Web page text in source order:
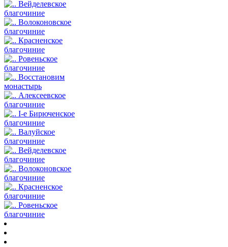
Вейделевское
благочиние
Волоконовское
благочиние
Красненское
благочиние
Ровеньское
благочиние
Восстановим
монастырь
Алексеевское
благочиние
I-е Бирюченское
благочиние
Валуйское
благочиние
Вейделевское
благочиние
Волоконовское
благочиние
Красненское
благочиние
Ровеньское
благочиние